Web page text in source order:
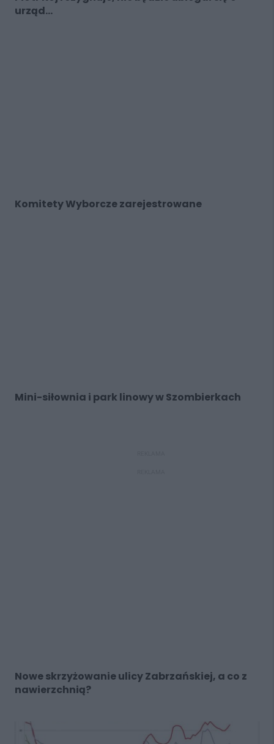
urząd...
Komitety Wyborcze zarejestrowane
Mini-siłownia i park linowy w Szombierkach
Nowe skrzyżowanie ulicy Zabrzańskiej, a co z
nawierzchnią?